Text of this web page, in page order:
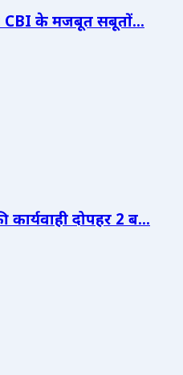
CBI के मजबूत सबूतों...
दोपहर 2 ब...